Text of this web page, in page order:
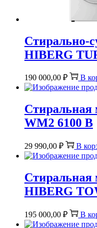
Стирально-
HIBERG
190 000,00 ₽ В
WM2 6100 B
29 990,00 ₽ В
HIBERG
195 000,00 ₽ В